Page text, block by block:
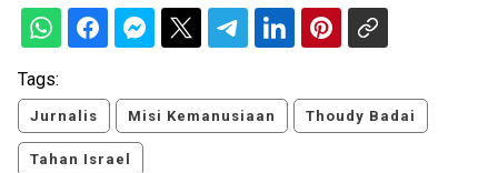
Tags:
Jurnalis Misi Kemanusiaan Thoudy Badai
Tahan Israel